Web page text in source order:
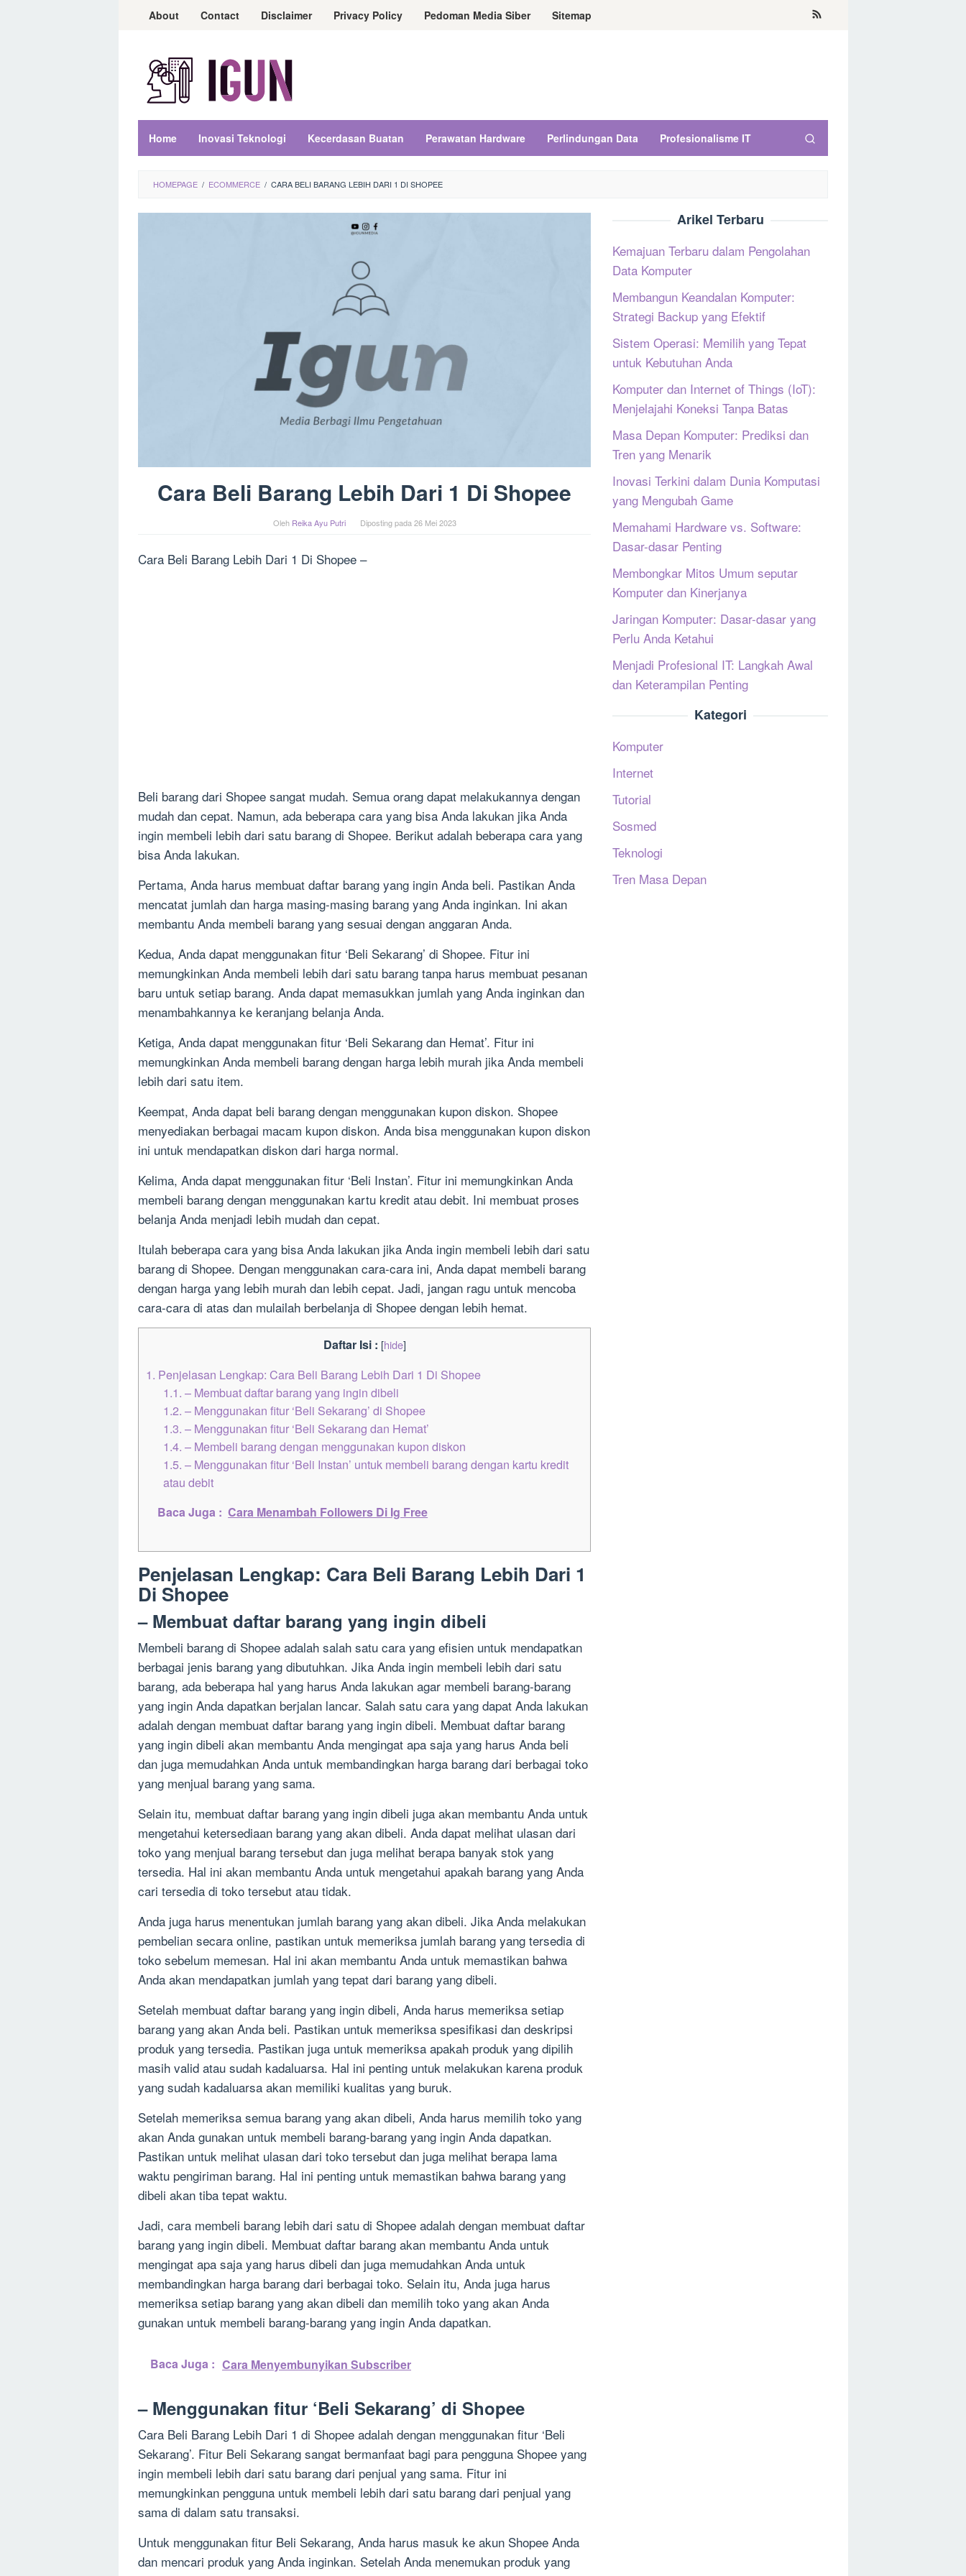
LoncatAbout Contact Disclaimer Privacy Policy Pedoman Media Siber Sitemap
Home Inovasi Teknologi Kecerdasan Buatan Perawatan Hardware Perlindungan Data Profesionalisme IT
HOMEPAGE / ECOMMERCE / CARA BELI BARANG LEBIH DARI 1 DI SHOPEE
Cara Beli Barang Lebih Dari 1 Di Shopee
Oleh Reika Ayu Putri Diposting pada26 Mei 2023
Cara Beli Barang Lebih Dari 1 Di Shopee –
Beli barang dari Shopee sangat mudah. Semua orang dapat melakukannya dengan
mudah dan cepat. Namun, ada beberapa cara yang bisa Anda lakukan jika Anda
ingin membeli lebih dari satu barang di Shopee. Berikut adalah beberapa cara yang
bisa Anda lakukan.
Pertama, Anda harus membuat daftar barang yang ingin Anda beli. Pastikan Anda
mencatat jumlah dan harga masing-masing barang yang Anda inginkan. Ini akan
membantu Anda membeli barang yang sesuai dengan anggaran Anda.
Kedua, Anda dapat menggunakan fitur ‘Beli Sekarang’ di Shopee. Fitur ini
memungkinkan Anda membeli lebih dari satu barang tanpa harus membuat pesanan
baru untuk setiap barang. Anda dapat memasukkan jumlah yang Anda inginkan dan
menambahkannya ke keranjang belanja Anda.
Ketiga, Anda dapat menggunakan fitur ‘Beli Sekarang dan Hemat’. Fitur ini
memungkinkan Anda membeli barang dengan harga lebih murah jika Anda membeli
lebih dari satu item.
Keempat, Anda dapat beli barang dengan menggunakan kupon diskon. Shopee
menyediakan berbagai macam kupon diskon. Anda bisa menggunakan kupon diskon
ini untuk mendapatkan diskon dari harga normal.
Kelima, Anda dapat menggunakan fitur ‘Beli Instan’. Fitur ini memungkinkan Anda
membeli barang dengan menggunakan kartu kredit atau debit. Ini membuat proses
belanja Anda menjadi lebih mudah dan cepat.
Itulah beberapa cara yang bisa Anda lakukan jika Anda ingin membeli lebih dari satu
barang di Shopee. Dengan menggunakan cara-cara ini, Anda dapat membeli barang
dengan harga yang lebih murah dan lebih cepat. Jadi, jangan ragu untuk mencoba
cara-cara di atas dan mulailah berbelanja di Shopee dengan lebih hemat.
Daftar Isi : [hide]
1. Penjelasan Lengkap: Cara Beli Barang Lebih Dari 1 Di Shopee
1.1. – Membuat daftar barang yang ingin dibeli
1.2. – Menggunakan fitur ‘Beli Sekarang’ di Shopee
1.3. – Menggunakan fitur ‘Beli Sekarang dan Hemat’
1.4. – Membeli barang dengan menggunakan kupon diskon
1.5. – Menggunakan fitur ‘Beli Instan’ untuk membeli barang dengan kartu kredit
atau debit
Baca Juga : Cara Menambah Followers Di Ig Free
Penjelasan Lengkap: Cara Beli Barang Lebih Dari 1
Di Shopee
– Membuat daftar barang yang ingin dibeli
Membeli barang di Shopee adalah salah satu cara yang efisien untuk mendapatkan
berbagai jenis barang yang dibutuhkan. Jika Anda ingin membeli lebih dari satu
barang, ada beberapa hal yang harus Anda lakukan agar membeli barang-barang
yang ingin Anda dapatkan berjalan lancar. Salah satu cara yang dapat Anda lakukan
adalah dengan membuat daftar barang yang ingin dibeli. Membuat daftar barang
yang ingin dibeli akan membantu Anda mengingat apa saja yang harus Anda beli
dan juga memudahkan Anda untuk membandingkan harga barang dari berbagai toko
yang menjual barang yang sama.
Selain itu, membuat daftar barang yang ingin dibeli juga akan membantu Anda untuk
mengetahui ketersediaan barang yang akan dibeli. Anda dapat melihat ulasan dari
toko yang menjual barang tersebut dan juga melihat berapa banyak stok yang
tersedia. Hal ini akan membantu Anda untuk mengetahui apakah barang yang Anda
cari tersedia di toko tersebut atau tidak.
Anda juga harus menentukan jumlah barang yang akan dibeli. Jika Anda melakukan
pembelian secara online, pastikan untuk memeriksa jumlah barang yang tersedia di
toko sebelum memesan. Hal ini akan membantu Anda untuk memastikan bahwa
Anda akan mendapatkan jumlah yang tepat dari barang yang dibeli.
Setelah membuat daftar barang yang ingin dibeli, Anda harus memeriksa setiap
barang yang akan Anda beli. Pastikan untuk memeriksa spesifikasi dan deskripsi
produk yang tersedia. Pastikan juga untuk memeriksa apakah produk yang dipilih
masih valid atau sudah kadaluarsa. Hal ini penting untuk melakukan karena produk
yang sudah kadaluarsa akan memiliki kualitas yang buruk.
Setelah memeriksa semua barang yang akan dibeli, Anda harus memilih toko yang
akan Anda gunakan untuk membeli barang-barang yang ingin Anda dapatkan.
Pastikan untuk melihat ulasan dari toko tersebut dan juga melihat berapa lama
waktu pengiriman barang. Hal ini penting untuk memastikan bahwa barang yang
dibeli akan tiba tepat waktu.
Jadi, cara membeli barang lebih dari satu di Shopee adalah dengan membuat daftar
barang yang ingin dibeli. Membuat daftar barang akan membantu Anda untuk
mengingat apa saja yang harus dibeli dan juga memudahkan Anda untuk
membandingkan harga barang dari berbagai toko. Selain itu, Anda juga harus
memeriksa setiap barang yang akan dibeli dan memilih toko yang akan Anda
gunakan untuk membeli barang-barang yang ingin Anda dapatkan.
Baca Juga : Cara Menyembunyikan Subscriber
– Menggunakan fitur ‘Beli Sekarang’ di Shopee
Cara Beli Barang Lebih Dari 1 di Shopee adalah dengan menggunakan fitur ‘Beli
Sekarang’. Fitur Beli Sekarang sangat bermanfaat bagi para pengguna Shopee yang
ingin membeli lebih dari satu barang dari penjual yang sama. Fitur ini
memungkinkan pengguna untuk membeli lebih dari satu barang dari penjual yang
sama di dalam satu transaksi.
Untuk menggunakan fitur Beli Sekarang, Anda harus masuk ke akun Shopee Anda
dan mencari produk yang Anda inginkan. Setelah Anda menemukan produk yang
Arikel Terbaru
Kemajuan Terbaru dalam Pengolahan
Data Komputer
Membangun Keandalan Komputer:
Strategi Backup yang Efektif
Sistem Operasi: Memilih yang Tepat
untuk Kebutuhan Anda
Komputer dan Internet of Things (IoT):
Menjelajahi Koneksi Tanpa Batas
Masa Depan Komputer: Prediksi dan
Tren yang Menarik
Inovasi Terkini dalam Dunia Komputasi
yang Mengubah Game
Memahami Hardware vs. Software:
Dasar-dasar Penting
Membongkar Mitos Umum seputar
Komputer dan Kinerjanya
Jaringan Komputer: Dasar-dasar yang
Perlu Anda Ketahui
Menjadi Profesional IT: Langkah Awal
dan Keterampilan Penting
Kategori
Komputer
Internet
Tutorial
Sosmed
Teknologi
Tren Masa Depan